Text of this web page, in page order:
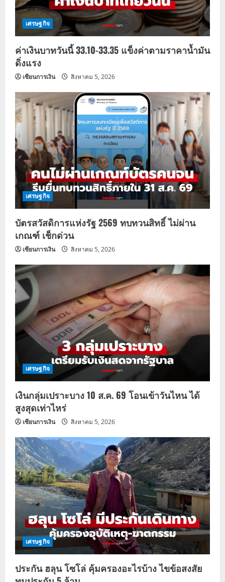
เศรษฐกิจ
ค่าเงินบาทวันนี้ 33.10-33.35 แข็งค่าตามราคาน้ำมัน
ดิ่งแรง
เซียนการเงิน สิงหาคม 5, 2026
เศรษฐกิจ
บัตรสวัสดิการแห่งรัฐ 2569 ทบทวนสิทธิ์ ไม่ผ่าน
เกณฑ์ เช็กด่วน
เซียนการเงิน สิงหาคม 5, 2026
เศรษฐกิจ
เงินกลุ่มเปราะบาง 10 ส.ค. 69 โอนเข้าวันไหน ได้
สูงสุดเท่าไหร่
เซียนการเงิน สิงหาคม 5, 2026
เศรษฐกิจ
ประกัน ฮลุน โซโล่ คุ้มครองอะไรบ้าง ไขข้อสงสัย